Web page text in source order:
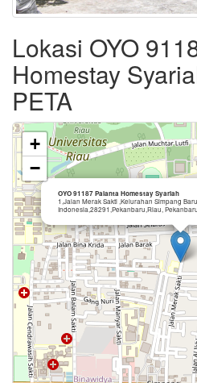
Lokasi OYO
Homestay
PETA
OYO 91187 Palanta Homestay Syariah
1,Jalan Merak Sakti ,Kelurahan Simpang
Indonesia,28291,Pekanbaru,Riau, Pekanbaru
+
−